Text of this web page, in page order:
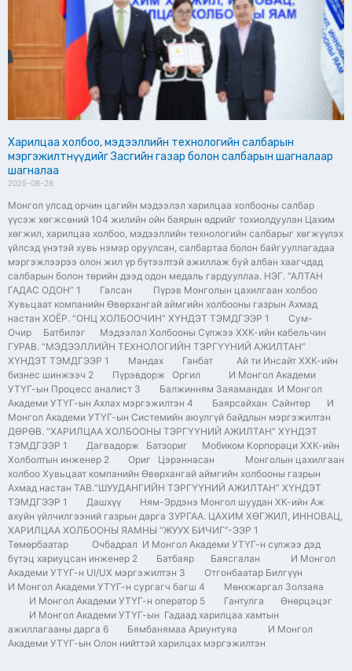
Харилцаа холбоо, мэдээллийн технологийн салбарын
мэргэжилтнүүдийг Засгийн газар болон салбарын шагналаар
шагналаа
2025-08-26
Монгол улсад орчин цагийн мэдээлэл харилцаа холбооны салбар
үүсэж хөгжсөний 104 жилийн ойн баярын өдрийг тохиолдуулан Цахим
хөгжил, харилцаа холбоо, мэдээллийн технологийн салбарыг хөгжүүлэх
үйлсэд үнэтэй хувь нэмэр оруулсан, салбартаа болон байгууллагадаа
мэргэжлээрээ олон жил үр бүтээлтэй ажиллаж буй албан хаагчдад
салбарын болон төрийн дээд одон медаль гардууллаа. НЭГ. “АЛТАН
ГАДАС ОДОН” 1 Галсан Пүрэв Монголын цахилгаан холбоо
Хувьцаат компанийн Өвөрхангай аймгийн холбооны газрын Ахмад
настан ХОЁР. “ОНЦ ХОЛБООЧИН” ХҮНДЭТ ТЭМДГЭЭР 1 Сум-
Очир Батбилэг Мэдээлэл Холбооны Сүлжээ ХХК-ийн кабельчин
ГУРАВ. “МЭДЭЭЛЛИЙН ТЕХНОЛОГИЙН ТЭРГҮҮНИЙ АЖИЛТАН”
ХҮНДЭТ ТЭМДГЭЭР 1 Мандах Ганбат Ай ти Инсайт ХХК-ийн
бизнес шинжээч 2 Пүрэвдорж Оргил И Монгол Академи
УТҮГ-ын Процесс аналист 3 Балжинням Заяамандах И Монгол
Академи УТҮГ-ын Ахлах мэргэжилтэн 4 Баярсайхан Сайнтөр И
Монгол Академи УТҮГ-ын Системийн аюулгүй байдлын мэргэжилтэн
ДӨРӨВ. “ХАРИЛЦАА ХОЛБООНЫ ТЭРГҮҮНИЙ АЖИЛТАН” ХҮНДЭТ
ТЭМДГЭЭР 1 Дагвадорж Батзориг Мобиком Корпораци ХХК-ийн
Холболтын инженер 2 Ориг Цэрэннасан Монголын цахилгаан
холбоо Хувьцаат компанийн Өвөрхангай аймгийн холбооны газрын
Ахмад настан ТАВ.“ШУУДАНГИЙН ТЭРГҮҮНИЙ АЖИЛТАН” ХҮНДЭТ
ТЭМДГЭЭР 1 Дашхүү Ням-Эрдэнэ Монгол шуудан ХК-ийн Аж
ахуйн үйлчилгээний газрын дарга ЗУРГАА. ЦАХИМ ХӨГЖИЛ, ИННОВАЦ,
ХАРИЛЦАА ХОЛБООНЫ ЯАМНЫ “ЖУУХ БИЧИГ”-ЭЭР 1
Төмөрбаатар Очбадрал И Монгол Академи УТҮГ-н сүлжээ дэд
бүтэц хариуцсан инженер 2 Батбаяр Баясгалан И Монгол
Академи УТҮГ-н UI/UX мэргэжилтэн 3 Отгонбаатар Билгүүн
И Монгол Академи УТҮГ-н сургагч багш 4 Мөнхжаргал Золзаяа
И Монгол Академи УТҮГ-н оператор 5 Гантулга Өнөрцэцэг
И Монгол Академи УТҮГ-ын Гадаад харилцаа хамтын
ажиллагааны дарга 6 Бямбанямаа Ариунтуяа И Монгол
Академи УТҮГ-ын Олон нийттэй харилцах мэргэжилтэн